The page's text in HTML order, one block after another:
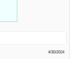
4/30/2024